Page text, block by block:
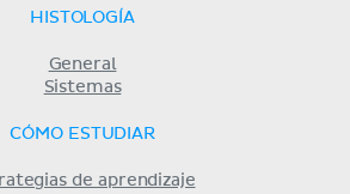
HISTOLOGÍA
General
Sistemas
CÓMO ESTUDIAR
de aprendizaje